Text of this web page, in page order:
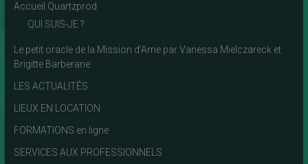
Accueil Quartzprod
QUI SUIS-JE ?
Le petit oracle de la Mission d’Ame par Vanessa Mielczareck et
Brigitte Barberane
LES ACTUALITÉS
LIEUX EN LOCATION
FORMATIONS en ligne
SERVICES AUX PROFESSIONNELS